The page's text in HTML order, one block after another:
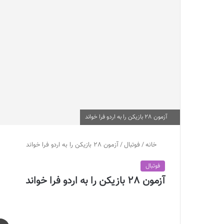
آزمون 28 بازیکن را به اردو فرا خواند
خانه/ فوتبال/آزمون 28 بازیکن را به اردو فرا خواند
فوتبال
آزمون 28 بازیکن را به اردو فرا خواند